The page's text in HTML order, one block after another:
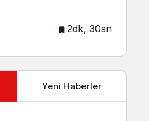
2dk, 30sn
Yeni Haberler